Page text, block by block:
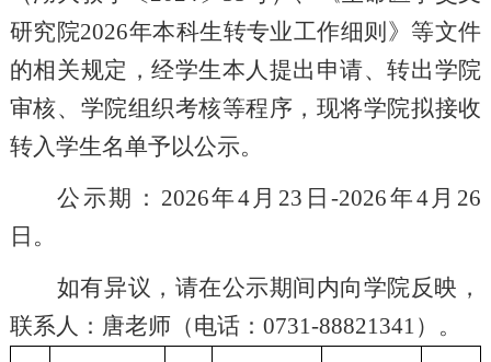
研究院2026年本科生转专业工作细则》等文件
的相关规定，经学生本人提出申请、转出学院
审核、学院组织考核等程序，现将学院拟接收
转入学生名单予以公示。
公示期： 2026年4月23日-2026年4月26
日。
如有异议，请在公示期间内向学院反映，
联系人：唐老师（电话： 0731-88821341）。